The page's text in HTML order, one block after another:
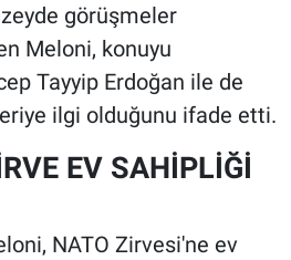
görüşmeler
Meloni, konuyu
Tayyip Erdoğan ile de
ilgi olduğunu ifade etti.
EV SAHİPLİĞİ
NATO Zirvesi'ne ev